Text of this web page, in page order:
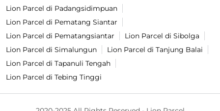
Lion Parcel di Padangsidimpuan
Lion Parcel di Pematang Siantar
Lion Parcel di Pematangsiantar
Lion Parcel di Sibolga
Lion Parcel di Simalungun
Lion Parcel di Tanjung Balai
Lion Parcel di Tapanuli Tengah
Lion Parcel di Tebing Tinggi